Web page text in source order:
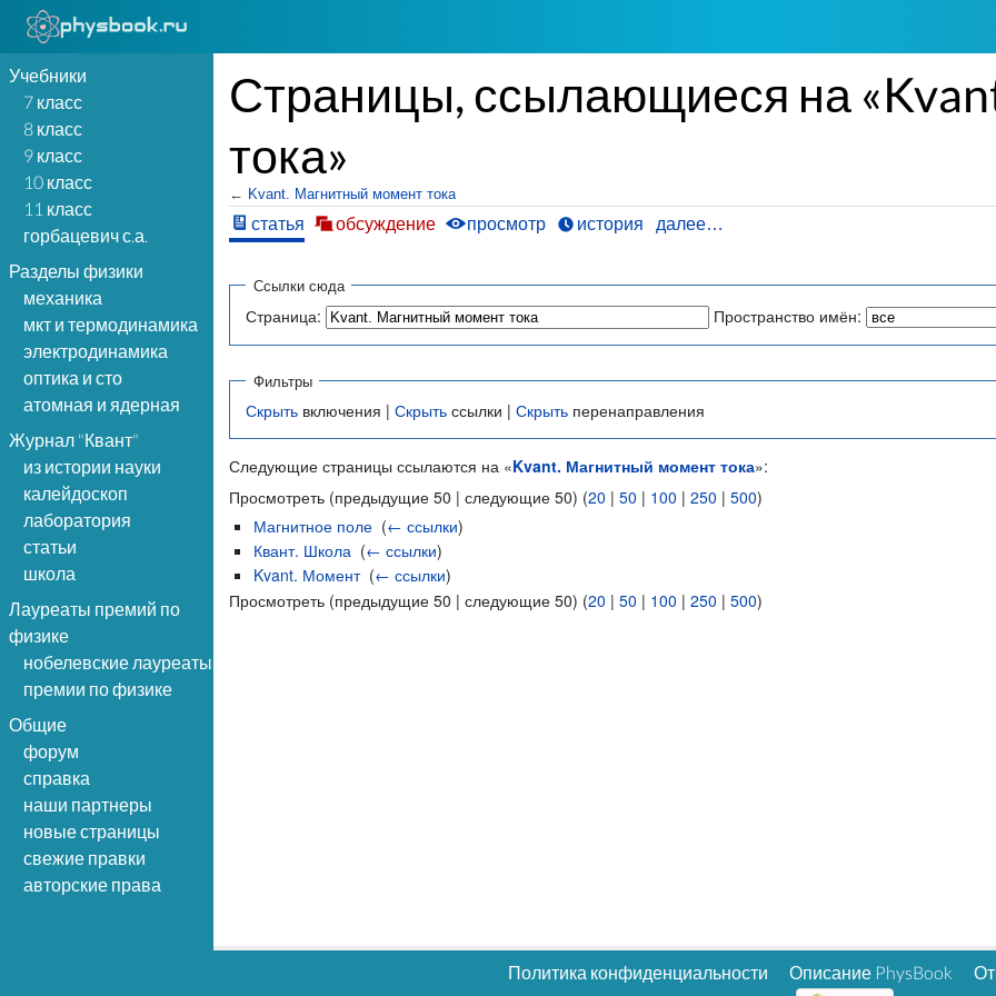
Учебники
7 класс
8 класс
9 класс
10 класс
11 класс
горбацевич с.а.
Разделы физики
механика
мкт и термодинамика
электродинамика
оптика и сто
атомная и ядерная
Журнал "Квант"
из истории науки
калейдоскоп
лаборатория
статьи
школа
Лауреаты премий по
физике
нобелевские лауреаты
премии по физике
Общие
форум
справка
наши партнеры
новые страницы
свежие правки
авторские права
Страницы, ссылающиеся на
тока»
← Kvant. Магнитный момент тока
статья обсуждение просмотр история далее…
Ссылки сюда
Страница: Пространство имён:
Фильтры
Скрыть включения | Скрыть ссылки | Скрыть перенаправления
Следующие страницы ссылаются на «Kvant. Магнитный момент тока»:
Просмотреть (предыдущие 50 | следующие 50) (20 | 50 | 100 | 250 | 500)
Магнитное поле (← ссылки)
Квант. Школа (← ссылки)
Kvant. Момент‎ (← ссылки)
Просмотреть (предыдущие 50 | следующие 50) (20 | 50 | 100 | 250 | 500)
Политика конфиденциальности Описание PhysBook